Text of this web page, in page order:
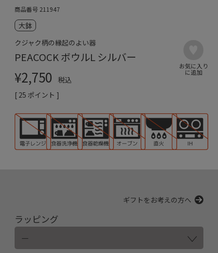
商品番号 211947
大鉢
クジャク柄の縁起のよい器
PEACOCK ボウルL シルバー
¥2,750
税込
[ 25 ポイント ]
ギフトをお考えの方へ
ラッピング